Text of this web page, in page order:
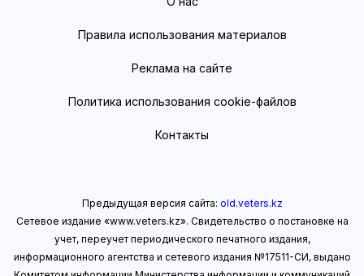
Правила использования материалов
Реклама на сайте
Политика использования cookie-файлов
Контакты
Предыдущая версия сайта: old.veters.kz
Сетевое издание «www.veters.kz». Свидетельство о постановке на
учет, переучет периодического печатного издания,
информационного агентства и сетевого издания №17511-СИ, выдано